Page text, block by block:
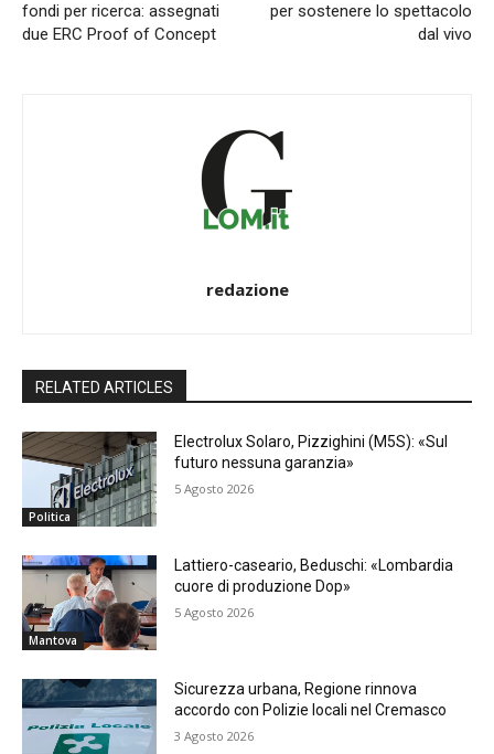
fondi per ricerca: assegnati
due ERC Proof of Concept
per sostenere lo spettacolo
dal vivo
redazione
RELATED ARTICLES
Politica
Electrolux Solaro, Pizzighini (M5S): «Sul
futuro nessuna garanzia»
5 Agosto 2026
Mantova
Lattiero-caseario, Beduschi: «Lombardia
cuore di produzione Dop»
5 Agosto 2026
Sicurezza urbana, Regione rinnova
accordo con Polizie locali nel Cremasco
3 Agosto 2026